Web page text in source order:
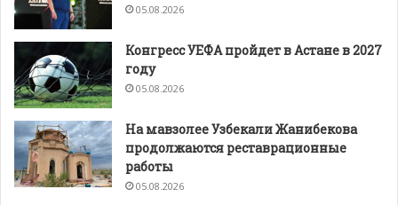
05.08.2026
Конгресс УЕФА пройдет в Астане в 2027
году
05.08.2026
На мавзолее Узбекали Жанибекова
продолжаются реставрационные
работы
05.08.2026